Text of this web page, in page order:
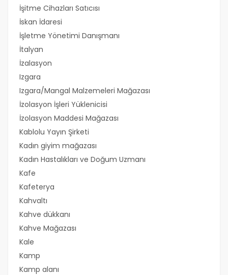
İşitme Cihazları Satıcısı
İskan İdaresi
İşletme Yönetimi Danışmanı
İtalyan
İzalasyon
Izgara
Izgara/Mangal Malzemeleri Mağazası
İzolasyon İşleri Yüklenicisi
İzolasyon Maddesi Mağazası
Kablolu Yayın Şirketi
Kadın giyim mağazası
Kadın Hastalıkları ve Doğum Uzmanı
Kafe
Kafeterya
Kahvaltı
Kahve dükkanı
Kahve Mağazası
Kale
Kamp
Kamp alanı